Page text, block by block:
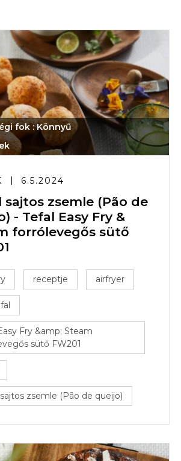
fok : Könnyű
6.5.2024
sajtos zsemle (Pão de
- Tefal Easy Fry &
forrólevegős sütő
receptje airfryer
Fry &amp; Steam
sütő FW201
zsemle (Pão de queijo)